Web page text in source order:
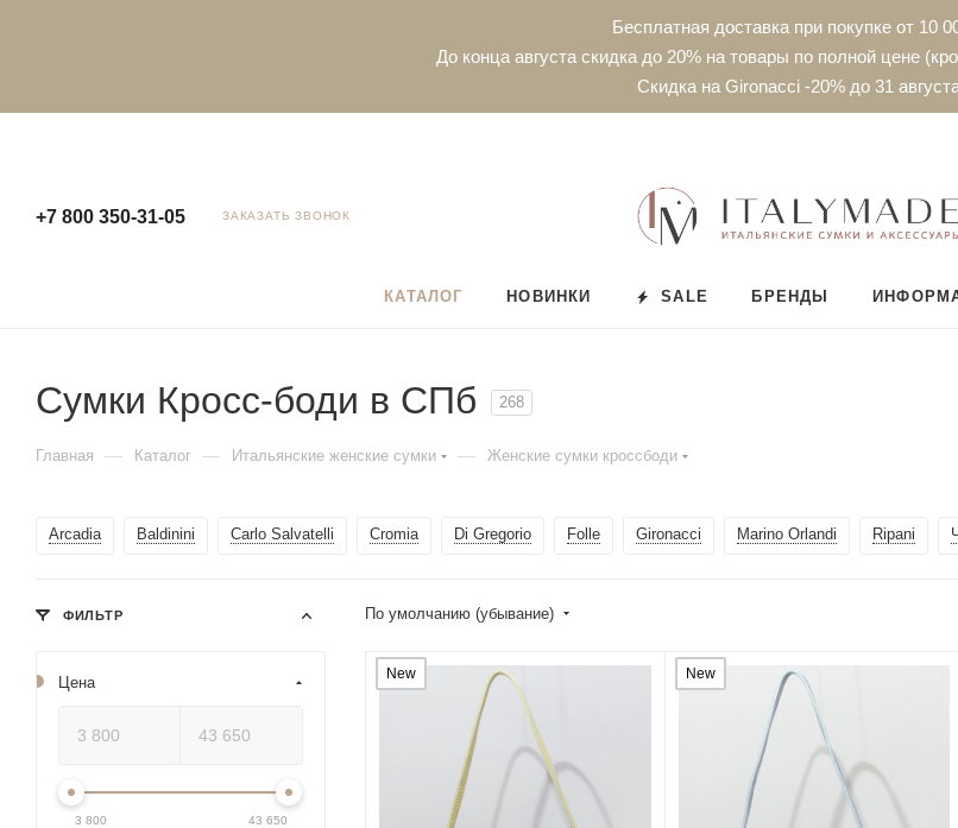
Бесплатная доставка при покупке от 10
До конца августа скидка до 20% на товары по полной цене
Скидка на Gironacci -20% до 31
+7 800 350-31-05 ЗАКАЗАТЬ ЗВОНОК
КАТАЛОГ НОВИНКИ SALE БРЕНДЫ
Сумки Кросс-боди в СПб 268
Главная — Каталог — Итальянские женские сумки — Женские сумки кроссбоди
Arcadia Baldinini Carlo Salvatelli Cromia Di Gregorio Folle Gironacci Marino Orlandi Ripani
По умолчанию (убывание)
New New
ФИЛЬТР
Цена
3 800 43 650